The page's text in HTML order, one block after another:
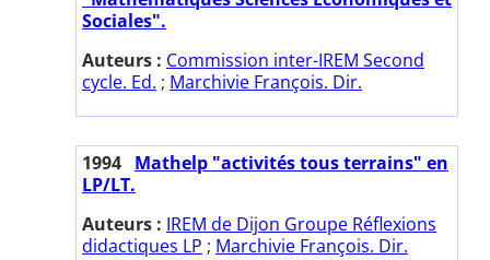
Sociales".
Auteurs : Commission inter-IREM Second
cycle. Ed. ; Marchivie François. Dir.
1994 Mathelp "activités tous terrains" en
LP/LT.
Auteurs : IREM de Dijon Groupe Réflexions
didactiques LP ; Marchivie François. Dir.